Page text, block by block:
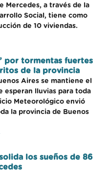
Mercedes, a través de la
Social, tiene como
de 10 viviendas.
por tormentas fuertes
de la provincia
Aires se mantiene el
esperan lluvias para toda
Meteorológico envió
la provincia de Buenos
los sueños de 86